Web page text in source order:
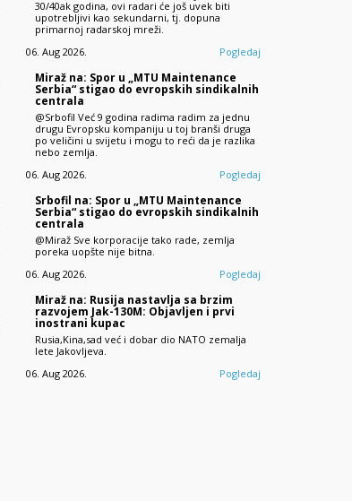
30/40ak godina, ovi radari će još uvek biti
upotrebljivi kao sekundarni, tj. dopuna
primarnoj radarskoj mreži.
06. Aug 2026.
Pogledaj
Miraž na: Spor u „MTU Maintenance
Serbia“ stigao do evropskih sindikalnih
centrala
@Srbofil Već 9 godina radima radim za jednu
drugu Evropsku kompaniju u toj branši druga
po veličini u svijetu i mogu to reći da je razlika
nebo zemlja.
06. Aug 2026.
Pogledaj
Srbofil na: Spor u „MTU Maintenance
Serbia“ stigao do evropskih sindikalnih
centrala
@Miraž Sve korporacije tako rade, zemlja
poreka uopšte nije bitna.
06. Aug 2026.
Pogledaj
Miraž na: Rusija nastavlja sa brzim
razvojem Jak-130M: Objavljen i prvi
inostrani kupac
Rusia,Kina,sad već i dobar dio NATO zemalja
lete Jakovljeva.
06. Aug 2026.
Pogledaj